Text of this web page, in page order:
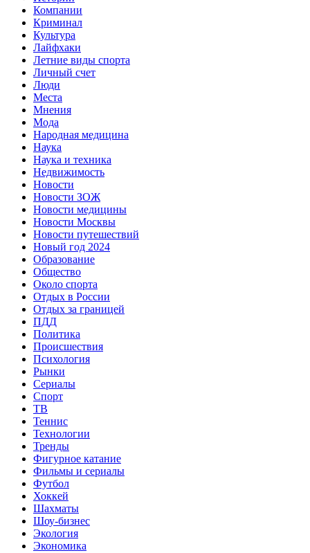
Компании
Криминал
Культура
Лайфхаки
Летние виды спорта
Личный счет
Люди
Места
Мнения
Мода
Народная медицина
Наука
Наука и техника
Недвижимость
Новости
Новости ЗОЖ
Новости медицины
Новости Москвы
Новости путешествий
Новый год 2024
Образование
Общество
Около спорта
Отдых в России
Отдых за границей
ПДД
Политика
Происшествия
Психология
Рынки
Сериалы
Спорт
ТВ
Теннис
Технологии
Тренды
Фигурное катание
Фильмы и сериалы
Футбол
Хоккей
Шахматы
Шоу-бизнес
Экология
Экономика